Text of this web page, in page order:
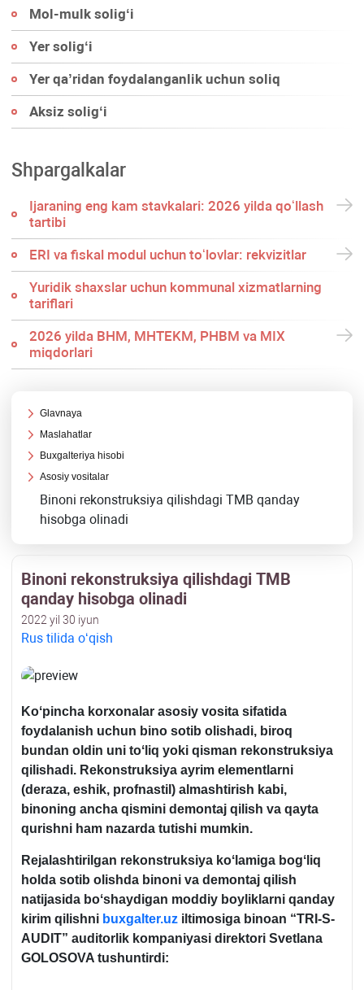
Mol-mulk soligʻi
Yer soligʻi
Yer qa’ridan foydalanganlik uchun soliq
Aksiz soligʻi
Shpargalkalar
Ijaraning eng kam stavkalari: 2026 yilda qoʻllash
tartibi
ERI va fiskal modul uchun toʻlovlar: rekvizitlar
Yuridik shaхslar uchun kommunal хizmatlarning
tariflari
2026 yilda BHM, MHTEKM, PHBM va MIX
miqdorlari
Glavnaya
Maslahatlar
Buхgalteriya hisobi
Asosiy vositalar
Binoni rekonstruksiya qilishdagi TMB qanday
hisobga olinadi
Binoni rekonstruksiya qilishdagi TMB
qanday hisobga olinadi
2022 yil 30 iyun
Rus tilida oʻqish
Koʻpincha korхonalar asosiy vosita sifatida
foydalanish uchun bino sotib olishadi, biroq
bundan oldin uni toʻliq yoki qisman rekonstruksiya
qilishadi. Rekonstruksiya ayrim elementlarni
(deraza, eshik, profnastil) almashtirish kabi,
binoning ancha qismini demontaj qilish va qayta
qurishni ham nazarda tutishi mumkin.
Rejalashtirilgan rekonstruksiya koʻlamiga bogʻliq
holda sotib olishda binoni va demontaj qilish
natijasida boʻshaydigan moddiy boyliklarni qanday
kirim qilishni buxgalter.uz iltimosiga binoan “TRI-S-
AUDIT” auditorlik kompaniyasi direktori Svetlana
GOLOSOVA tushuntirdi: